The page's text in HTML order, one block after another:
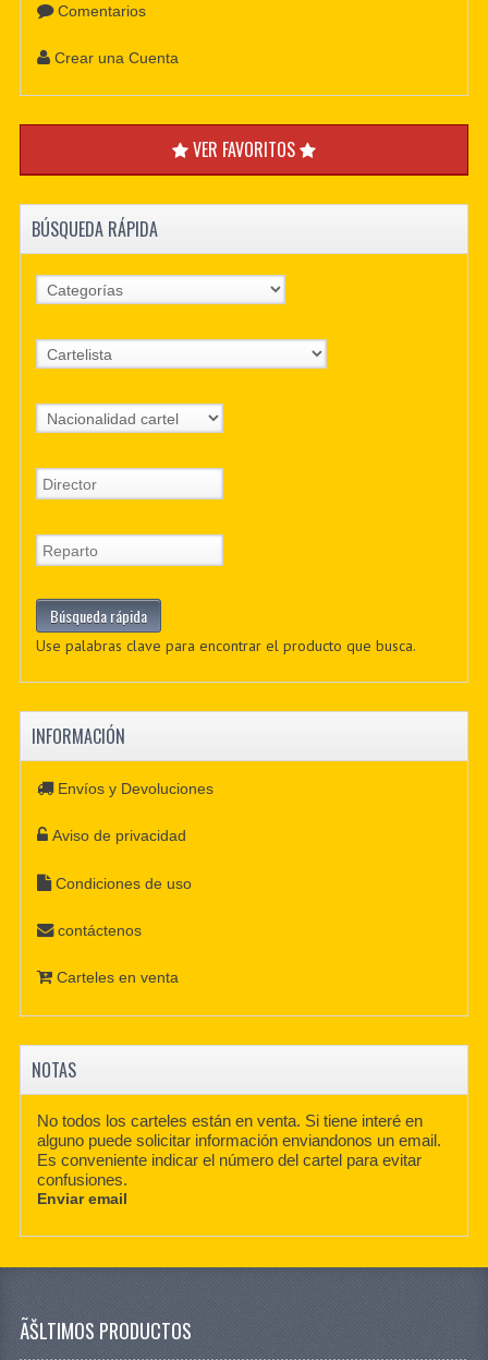
Comentarios
Crear una Cuenta
VER FAVORITOS
BÚSQUEDA RÁPIDA
Use palabras clave para encontrar el producto que busca.
INFORMACIÓN
Envíos y Devoluciones
Aviso de privacidad
Condiciones de uso
contáctenos
Carteles en venta
NOTAS
No todos los carteles están en venta. Si tiene interé en
alguno puede solicitar información enviandonos un email.
Es conveniente indicar el número del cartel para evitar
confusiones.
Enviar email
ÃŠLTIMOS PRODUCTOS